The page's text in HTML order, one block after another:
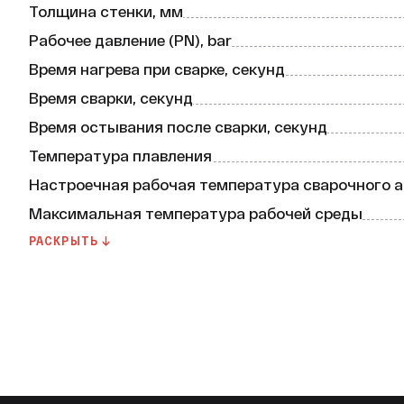
* Минимальная температура хранения: -30 °С.
* Температура плавления: >146 °С.
Изготовлена муфта в соответствии с ГОСТ
Время нагрева при сварке — 18 секунд, время
сварки — 250 секунд. Минимально допустимая
+5 °C. Настроечная рабочая температура
муфты — 50 лет, гарантия производителя — 10 лет.
Толщина стенки, мм
Рабочее давление (PN), bar
Время нагрева при сварке, секунд
Время сварки, секунд
Время остывания после сварки, секунд
Температура плавления
Настроечная рабочая температура сварочного
Максимальная температура рабочей среды
Минимальная температура хранения
РАСКРЫТЬ ↓